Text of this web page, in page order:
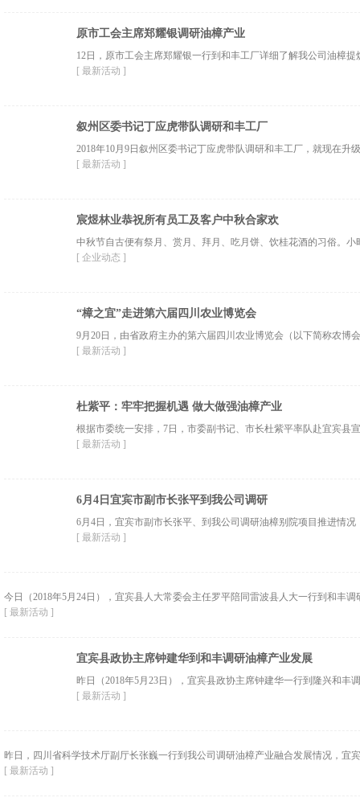
原市工会主席郑耀银调研油樟产业
12日，原市工会主席郑耀银一行到和丰工厂详细了解我公司油樟
[ 最新活动 ]
叙州区委书记丁应虎带队调研和丰工厂
2018年10月9日叙州区委书记丁应虎带队调研和丰工厂，就现在
[ 最新活动 ]
宸煜林业恭祝所有员工及客户中秋合家欢
中秋节自古便有祭月、赏月、拜月、吃月饼、饮桂花酒的习俗。
[ 企业动态 ]
“樟之宜”走进第六届四川农业博览会
9月20日，由省政府主办的第六届四川农业博览会（以下简称农博
[ 最新活动 ]
杜紫平：牢牢把握机遇 做大做强油樟产业
根据市委统一安排，7日，市委副书记、市长杜紫平率队赴宜宾县
[ 最新活动 ]
6月4日宜宾市副市长张平到我公司调研
6月4日，宜宾市副市长张平、到我公司调研油樟别院项目推进情
[ 最新活动 ]
今日（2018年5月24日），宜宾县人大常委会主任罗平陪同雷波县人大一行到和丰
[ 最新活动 ]
宜宾县政协主席钟建华到和丰调研油樟产业发展
昨日（2018年5月23日），宜宾县政协主席钟建华一行到隆兴和
[ 最新活动 ]
昨日，四川省科学技术厅副厅长张巍一行到我公司调研油樟产业融合发展情况，宜
[ 最新活动 ]